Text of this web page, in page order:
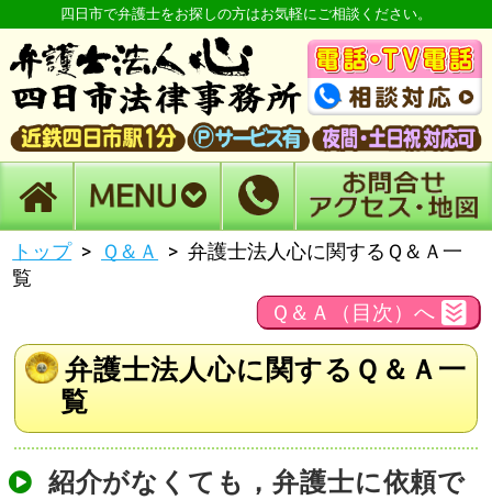
四日市で弁護士をお探しの方はお気軽にご相談ください。
トップ Ｑ＆Ａ
弁護士法人心に関するＱ＆Ａ一
覧
Ｑ＆Ａ（目次）へ
弁護士法人心に関するＱ＆Ａ一
覧
紹介がなくても，弁護士に依頼で